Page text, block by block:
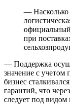
— Насколько
при
— Поддержка
значение с учетом
бизнес
гарантий, что
следует под видом